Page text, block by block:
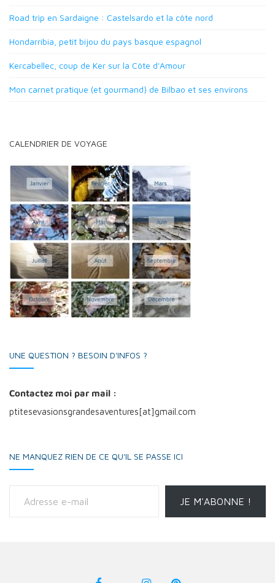
Road trip en Sardaigne : Castelsardo et la côte nord
Hondarribia, petit bijou du pays basque espagnol
Kercabellec, coup de Ker sur la Côte d'Amour
Mon carnet pratique (et gourmand) de Bilbao et ses environs
CALENDRIER DE VOYAGE
UNE QUESTION ? BESOIN D'INFOS ?
Contactez moi par mail :
ptitesevasionsgrandesaventures[at]gmail.com
NE MANQUEZ RIEN DE CE QU'IL SE PASSE ICI
JE M'ABONNE !